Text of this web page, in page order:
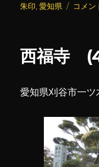
日:
ゴ
朱印 ,愛知県
密
コメン
西福寺
愛知県刈谷市一ツ